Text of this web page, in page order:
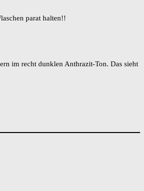
parat halten!!
im recht dunklen Anthrazit-Ton. Das sieht